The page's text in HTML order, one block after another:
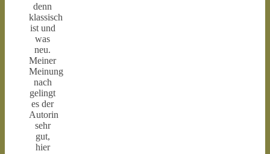
denn
klassisch
ist und
was
neu.
Meiner
Meinung
nach
gelingt
es der
Autorin
sehr
gut,
hier